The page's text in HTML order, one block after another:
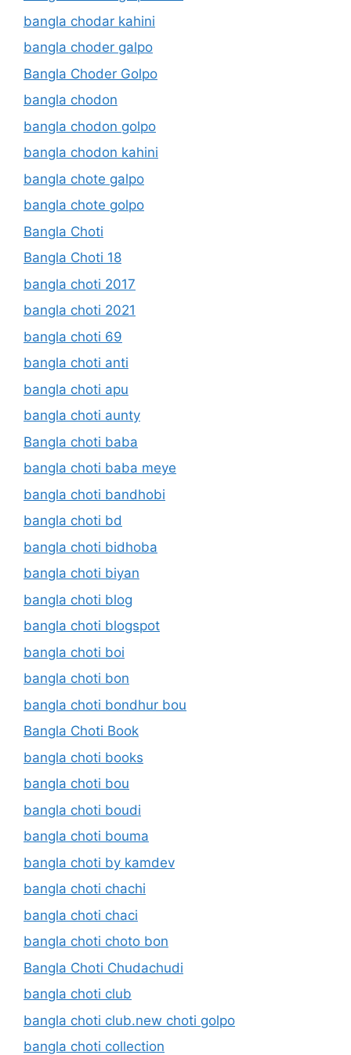
bangla chodar kahini
bangla choder galpo
Bangla Choder Golpo
bangla chodon
bangla chodon golpo
bangla chodon kahini
bangla chote galpo
bangla chote golpo
Bangla Choti
Bangla Choti 18
bangla choti 2017
bangla choti 2021
bangla choti 69
bangla choti anti
bangla choti apu
bangla choti aunty
Bangla choti baba
bangla choti baba meye
bangla choti bandhobi
bangla choti bd
bangla choti bidhoba
bangla choti biyan
bangla choti blog
bangla choti blogspot
bangla choti boi
bangla choti bon
bangla choti bondhur bou
Bangla Choti Book
bangla choti books
bangla choti bou
bangla choti boudi
bangla choti bouma
bangla choti by kamdev
bangla choti chachi
bangla choti chaci
bangla choti choto bon
Bangla Choti Chudachudi
bangla choti club
bangla choti club.new choti golpo
bangla choti collection